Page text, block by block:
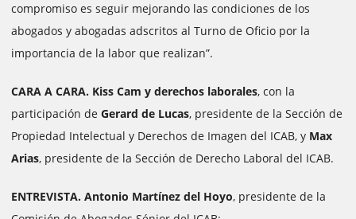
compromiso es seguir mejorando las condiciones de los
abogados y abogadas adscritos al Turno de Oficio por la
importancia de la labor que realizan”.
CARA A CARA. Kiss Cam y derechos laborales, con la
participación de Gerard de Lucas, presidente de la Sección de
Propiedad Intelectual y Derechos de Imagen del ICAB, y Max
Arias, presidente de la Sección de Derecho Laboral del ICAB.
ENTREVISTA. Antonio Martínez del Hoyo, presidente de la